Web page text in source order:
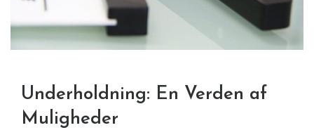
Underholdning: En Verden af
Muligheder